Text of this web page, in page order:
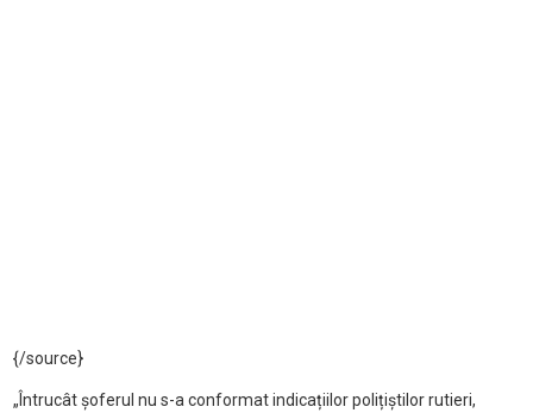
{/source}
„Întrucât șoferul nu s-a conformat indicațiilor polițiștilor rutieri,